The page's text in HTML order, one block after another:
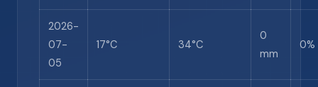
2026-
07-
05
17°C 34°C
0
mm
0%